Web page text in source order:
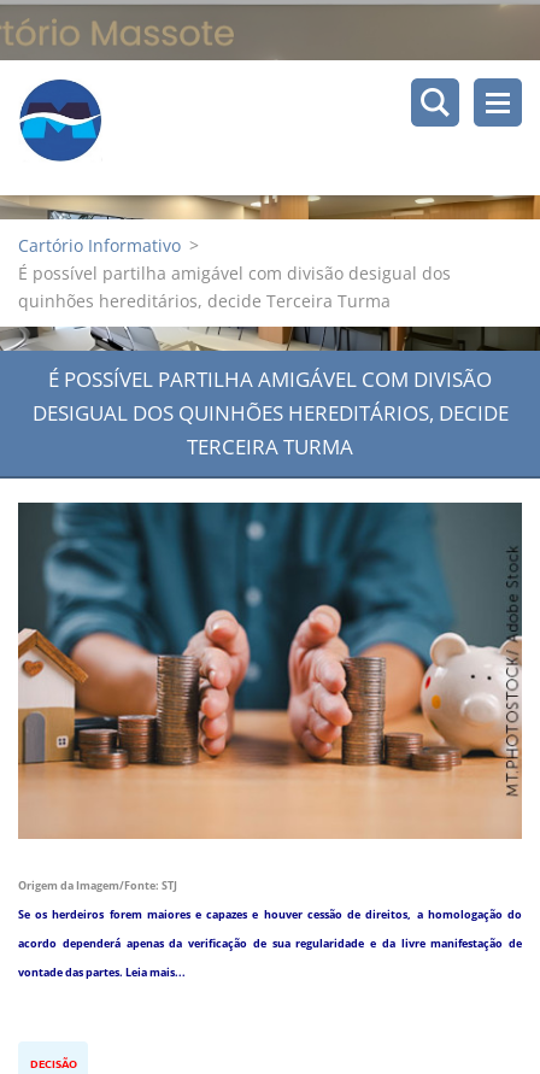
Cartório Informativo >
É possível partilha amigável com divisão desigual dos
quinhões hereditários, decide Terceira Turma
É POSSÍVEL PARTILHA AMIGÁVEL COM DIVISÃO
DESIGUAL DOS QUINHÕES HEREDITÁRIOS, DECIDE
TERCEIRA TURMA
Origem da Imagem/Fonte: STJ
Se os herdeiros forem maiores e capazes e houver cessão de direitos, a homologação do
acordo dependerá apenas da verificação de sua regularidade e da livre manifestação de
vontade das partes. Leia mais...
DECISÃO